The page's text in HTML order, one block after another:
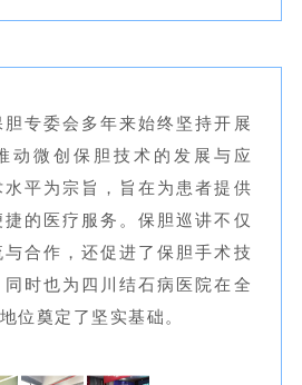
专委会多年来始终坚持开展
动微创保胆技术的发展与应
平为宗旨，旨在为患者提供
的医疗服务。保胆巡讲不仅
合作，还促进了保胆手术技
时也为四川结石病医院在全
位奠定了坚实基础。